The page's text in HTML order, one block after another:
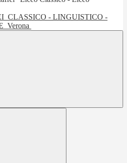
CLASSICO - LINGUISTICO -
Verona